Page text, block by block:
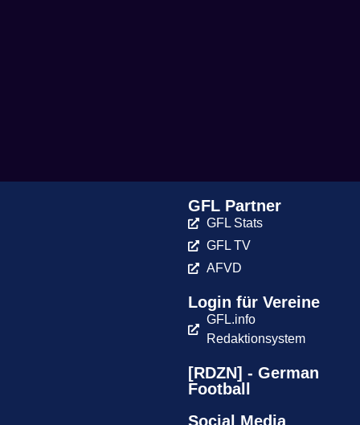
GFL Partner
GFL Stats
GFL TV
AFVD
Login für Vereine
GFL.info
Redaktionsystem
[RDZN] - German
Football
Social Media